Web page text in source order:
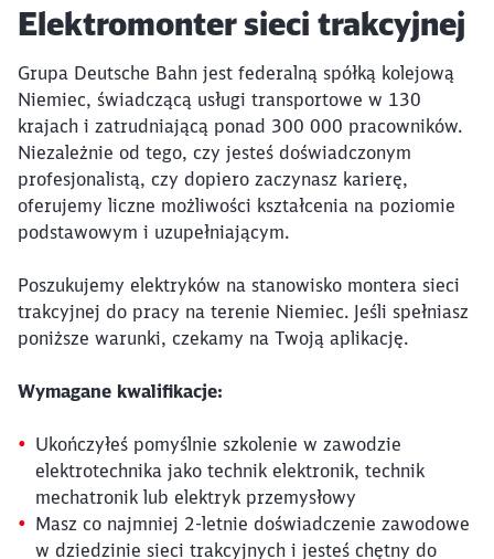
Artikel:
Elektromonter sieci trakcyjnej
Grupa Deutsche Bahn jest federalną spółką kolejową
Niemiec, świadczącą usługi transportowe w 130
krajach i zatrudniającą ponad 300 000 pracowników.
Niezależnie od tego, czy jesteś doświadczonym
profesjonalistą, czy dopiero zaczynasz karierę,
oferujemy liczne możliwości kształcenia na poziomie
podstawowym i uzupełniającym.
Poszukujemy elektryków na stanowisko montera sieci
trakcyjnej do pracy na terenie Niemiec. Jeśli spełniasz
poniższe warunki, czekamy na Twoją aplikację.
Wymagane kwalifikacje:
Ukończyłeś pomyślnie szkolenie w zawodzie
elektrotechnika jako technik elektronik, technik
mechatronik lub elektryk przemysłowy
Masz co najmniej 2-letnie doświadczenie zawodowe
w dziedzinie sieci trakcyjnych i jesteś chętny do